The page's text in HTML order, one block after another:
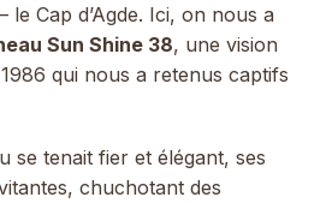
le Cap d’Agde. Ici, on nous a
Sun Shine 38, une vision
qui nous a retenus captifs
se tenait fier et élégant, ses
chuchotant des